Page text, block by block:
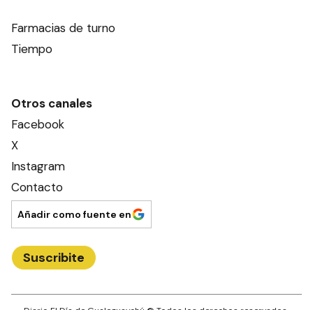
Farmacias de turno
Tiempo
Otros canales
Facebook
X
Instagram
Contacto
Añadir como fuente en
Suscribite